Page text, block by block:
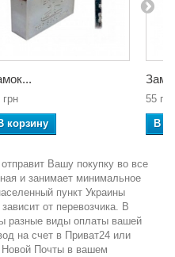
грн
корзину
55 грн
В
Вашу покупку во все
и занимает минимальное
пункт Украины
от перевозчика. В
разные виды оплаты вашей
на счет в Приват24 или
Новой Почты в вашем